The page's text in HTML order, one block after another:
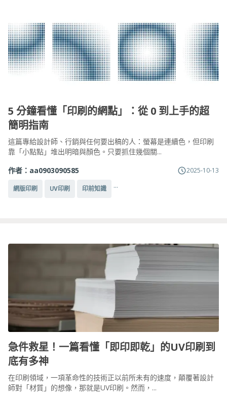
5 分鐘看懂「印刷的網點」：從 0 到上手的超
簡明指南
這篇專給設計師、行銷與任何要出稿的人：螢幕是連續色，但印刷
靠「小點點」堆出明暗與顏色。只要抓住幾個關...
作者： aa0903090585 2025-10-13
網版印刷 UV印刷 印前知識 ...
急件救星！一篇看懂「即印即乾」的UV印刷到
底有多神
在印刷領域，一項革命性的技術正以前所未有的速度，顛覆著設計
師對「材質」的想像，那就是UV印刷。然而，...